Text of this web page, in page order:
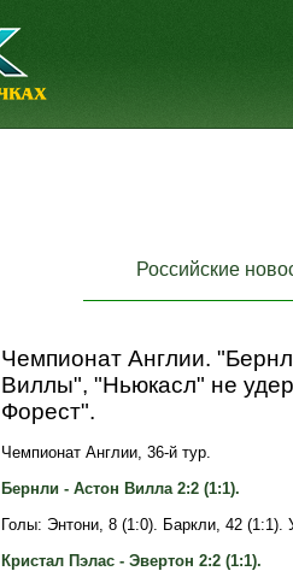
Российские
Чемпионат Англии.
Виллы", "Ньюкасл" не
Форест".
Чемпионат Англии, 36-й тур.
Бернли - Астон Вилла 2:2 (1:1).
Голы: Энтони, 8 (1:0). Баркли, 42 (1:1).
Кристал Пэлас - Эвертон 2:2 (1:1).